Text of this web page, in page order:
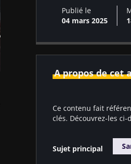
Publié le
04 mars 2025
A propos de cet
Ce contenu fait
clés. Découvrez-les ci-
Sujet principal